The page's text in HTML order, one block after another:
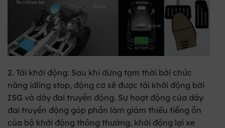
2. Tái khởi động: Sau khi dừng tạm thời bởi chức
năng idling stop, động cơ sẽ được tái khởi động bởi
ISG và dây đai truyền động. Sự hoạt động của dây
đai truyền động góp phần làm giảm thiểu tiếng ồn
của bộ khởi động thông thường, khởi động lại xe